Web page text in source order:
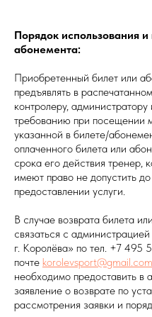
Порядок использования и
абонемента:
Приобретенный билет или
предъявлять в
контролеру,
требованию при посещении
указанной в билете/
оплаченного билета или
срока его действия тренер,
имеют право не допустить
предоставлении услуги.
В случае возврата билета
связаться с
г. Королёва» по тел. +7 495
почте korolevsport@gmail.com
необходимо предоставить
заявление о возврате по
рассмотрения заявки и